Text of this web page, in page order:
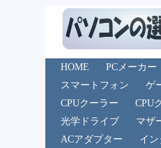
HOME PCメーカー
スマートフォン
ゲ
CPUクーラー
CPU
光学ドライブ
マザ
ACアダプター
イ